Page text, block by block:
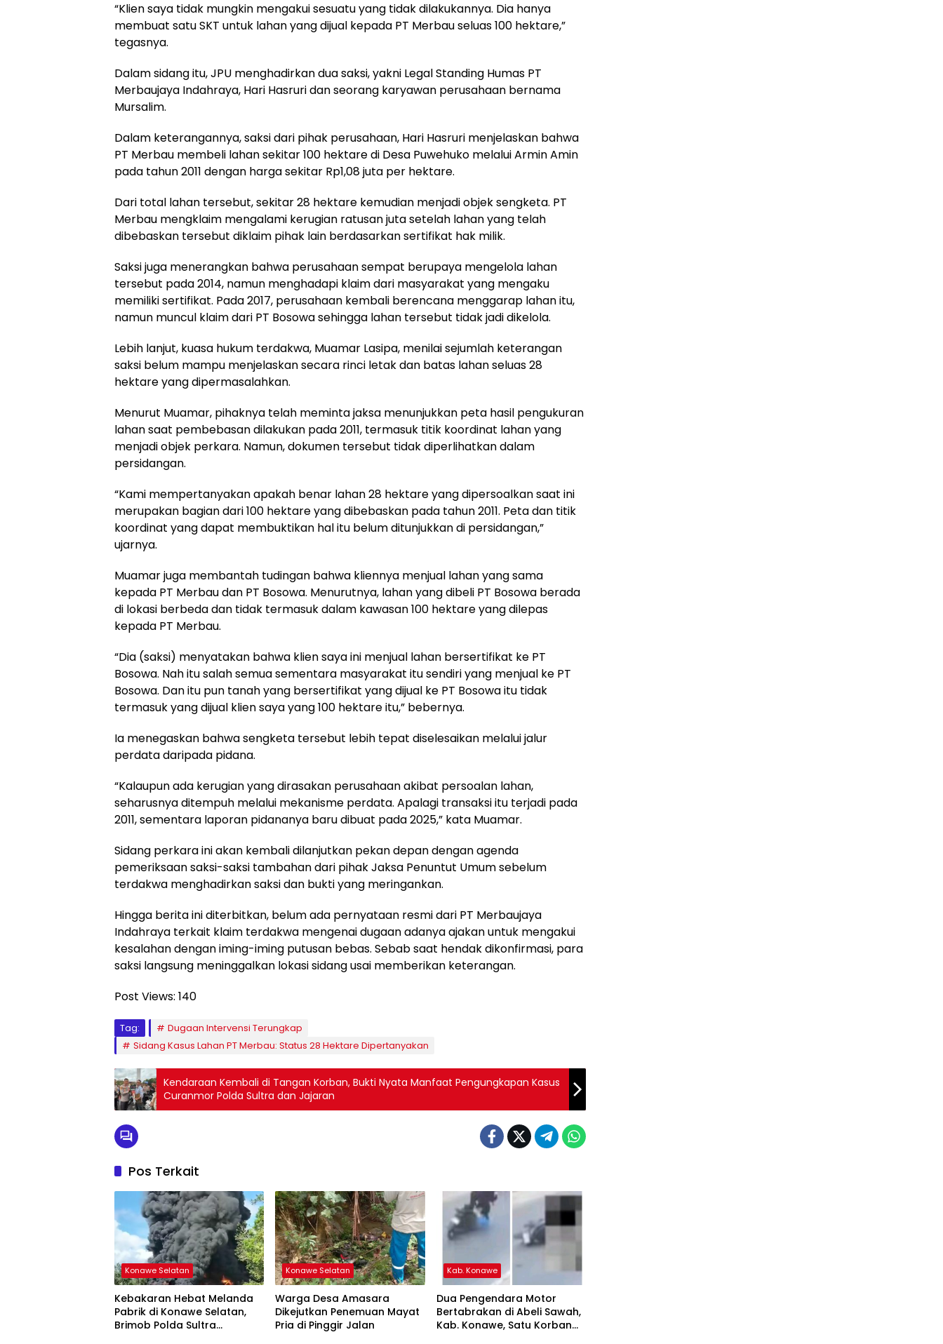
“Klien saya tidak mungkin mengakui sesuatu yang tidak dilakukannya. Dia hanya
membuat satu SKT untuk lahan yang dijual kepada PT Merbau seluas 100 hektare,”
tegasnya.
Dalam sidang itu, JPU menghadirkan dua saksi, yakni Legal Standing Humas PT
Merbaujaya Indahraya, Hari Hasruri dan seorang karyawan perusahaan bernama
Mursalim.
Dalam keterangannya, saksi dari pihak perusahaan, Hari Hasruri menjelaskan bahwa
PT Merbau membeli lahan sekitar 100 hektare di Desa Puwehuko melalui Armin Amin
pada tahun 2011 dengan harga sekitar Rp1,08 juta per hektare.
Dari total lahan tersebut, sekitar 28 hektare kemudian menjadi objek sengketa. PT
Merbau mengklaim mengalami kerugian ratusan juta setelah lahan yang telah
dibebaskan tersebut diklaim pihak lain berdasarkan sertifikat hak milik.
Saksi juga menerangkan bahwa perusahaan sempat berupaya mengelola lahan
tersebut pada 2014, namun menghadapi klaim dari masyarakat yang mengaku
memiliki sertifikat. Pada 2017, perusahaan kembali berencana menggarap lahan itu,
namun muncul klaim dari PT Bosowa sehingga lahan tersebut tidak jadi dikelola.
Lebih lanjut, kuasa hukum terdakwa, Muamar Lasipa, menilai sejumlah keterangan
saksi belum mampu menjelaskan secara rinci letak dan batas lahan seluas 28
hektare yang dipermasalahkan.
Menurut Muamar, pihaknya telah meminta jaksa menunjukkan peta hasil pengukuran
lahan saat pembebasan dilakukan pada 2011, termasuk titik koordinat lahan yang
menjadi objek perkara. Namun, dokumen tersebut tidak diperlihatkan dalam
persidangan.
“Kami mempertanyakan apakah benar lahan 28 hektare yang dipersoalkan saat ini
merupakan bagian dari 100 hektare yang dibebaskan pada tahun 2011. Peta dan titik
koordinat yang dapat membuktikan hal itu belum ditunjukkan di persidangan,”
ujarnya.
Muamar juga membantah tudingan bahwa kliennya menjual lahan yang sama
kepada PT Merbau dan PT Bosowa. Menurutnya, lahan yang dibeli PT Bosowa berada
di lokasi berbeda dan tidak termasuk dalam kawasan 100 hektare yang dilepas
kepada PT Merbau.
“Dia (saksi) menyatakan bahwa klien saya ini menjual lahan bersertifikat ke PT
Bosowa. Nah itu salah semua sementara masyarakat itu sendiri yang menjual ke PT
Bosowa. Dan itu pun tanah yang bersertifikat yang dijual ke PT Bosowa itu tidak
termasuk yang dijual klien saya yang 100 hektare itu,” bebernya.
Ia menegaskan bahwa sengketa tersebut lebih tepat diselesaikan melalui jalur
perdata daripada pidana.
“Kalaupun ada kerugian yang dirasakan perusahaan akibat persoalan lahan,
seharusnya ditempuh melalui mekanisme perdata. Apalagi transaksi itu terjadi pada
2011, sementara laporan pidananya baru dibuat pada 2025,” kata Muamar.
Sidang perkara ini akan kembali dilanjutkan pekan depan dengan agenda
pemeriksaan saksi-saksi tambahan dari pihak Jaksa Penuntut Umum sebelum
terdakwa menghadirkan saksi dan bukti yang meringankan.
Hingga berita ini diterbitkan, belum ada pernyataan resmi dari PT Merbaujaya
Indahraya terkait klaim terdakwa mengenai dugaan adanya ajakan untuk mengakui
kesalahan dengan iming-iming putusan bebas. Sebab saat hendak dikonfirmasi, para
saksi langsung meninggalkan lokasi sidang usai memberikan keterangan.
Post Views: 140
Tag:
Dugaan Intervensi Terungkap
Sidang Kasus Lahan PT Merbau: Status 28 Hektare Dipertanyakan
Kendaraan Kembali di Tangan Korban, Bukti Nyata Manfaat Pengungkapan Kasus
Curanmor Polda Sultra dan Jajaran
Pos Terkait
Konawe Selatan
Kebakaran Hebat Melanda
Pabrik di Konawe Selatan,
Brimob Polda Sultra
Konawe Selatan
Warga Desa Amasara
Dikejutkan Penemuan Mayat
Pria di Pinggir Jalan
Kab. Konawe
Dua Pengendara Motor
Bertabrakan di Abeli Sawah,
Kab. Konawe, Satu Korban